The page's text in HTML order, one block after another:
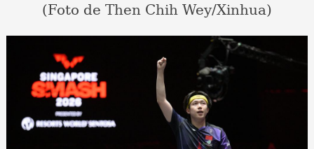
(Foto de Then Chih Wey/Xinhua)